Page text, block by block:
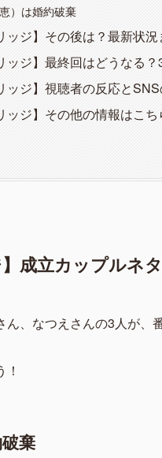
）は婚約破棄
ッジ】その後は？最新状
ッジ】最終回はどうなる
ッジ】視聴者の反応と
ッジ】その他の情報はこち
成立カップルネ
、なつえさんの3人が、
棄